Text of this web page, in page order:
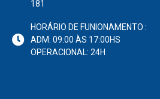
181
HORÁRIO DE FUNIONAMENTO :
ADM: 09:00 ÀS 17:00HS
OPERACIONAL: 24H